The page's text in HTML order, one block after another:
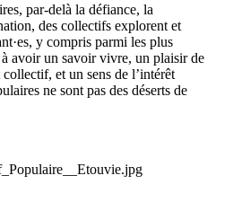
par-delà la défiance, la
des collectifs explorent et
y compris parmi les plus
avoir un savoir vivre, un plaisir de
et un sens de l’intérêt
ne sont pas des déserts de